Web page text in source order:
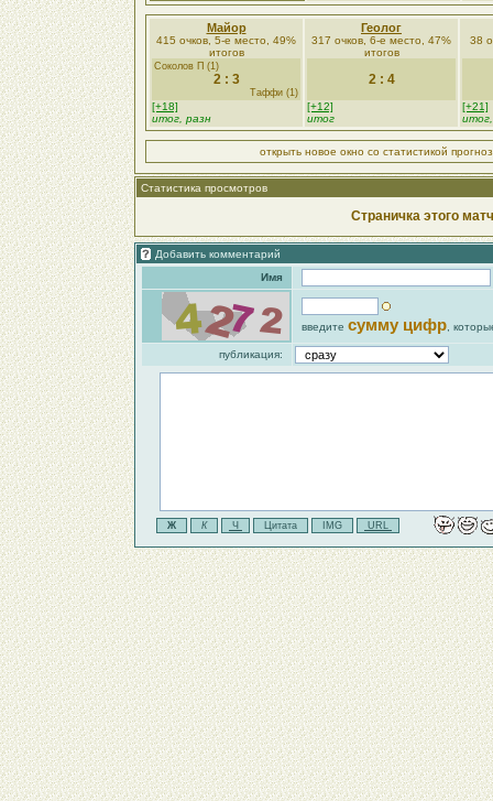
Майор
415 очков, 5-е место, 49%
итогов
Соколов П (1)
2 : 3
Таффи (1)
[+18]
итог, разн
Геолог
317 очков, 6-е место, 47%
итогов
2 : 4
[+12]
итог
38
[+21]
открыть новое окно со статистикой
Статистика просмотров
Страничка этого
Добавить комментарий
Имя
введите сумму цифр ,
публикация: